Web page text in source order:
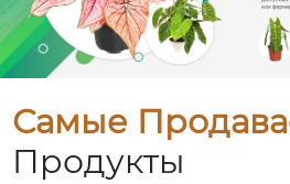
Самые
Продукты